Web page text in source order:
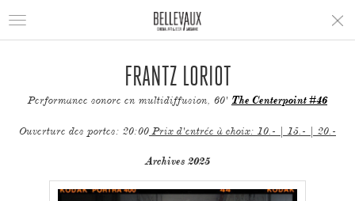
Toggle
FRANTZ LORIOT
Performance sonore en multidiffusion, 60' The Centerpoint #46
Ouverture des portes: 20:00Prix d'entrée à choix: 10.- | 15.- | 20.-
Archives 2025